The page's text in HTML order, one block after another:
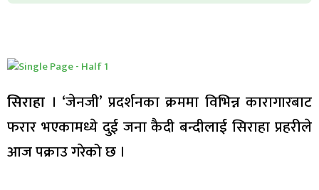
सिराहा । ‘जेनजी’ प्रदर्शनका क्रममा विभिन्न कारागारबाट
फरार भएकामध्ये दुई जना कैदी बन्दीलाई सिराहा प्रहरीले
आज पक्राउ गरेको छ ।